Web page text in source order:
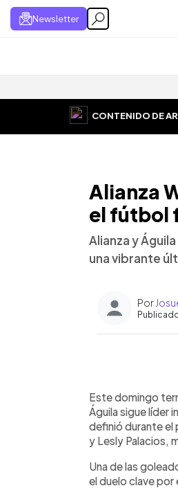
Newsletter
CONTENIDO DE
Alianza
el fútbol
Alianza y
una vibrante
Por
►
Este domingo
Águila sigue líder
definió durante el
y Lesly Palacios,
Una de las
el duelo clave por